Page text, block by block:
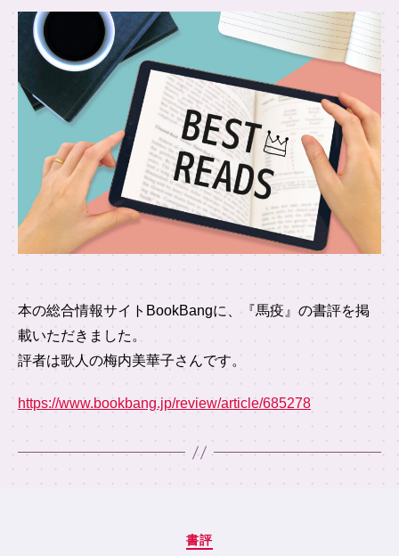
本の総合情報サイトBookBangに、『馬疫』の書評を掲
載いただきました。
評者は歌人の梅内美華子さんです。
https://www.bookbang.jp/review/article/685278
カ
書評